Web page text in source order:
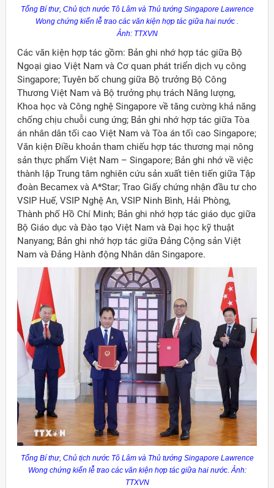
Việt Nam ở nước ngoài
Tổng Bí thư, Chủ tịch nước Tô Lâm và Thủ tướng Singapore Lawrence
Wong chứng kiến lễ trao các văn kiện hợp tác giữa hai nước .
Ảnh: TTXVN
Các văn kiện hợp tác gồm: Bản ghi nhớ hợp tác giữa Bộ
Ngoại giao Việt Nam và Cơ quan phát triển dịch vụ công
Singapore; Tuyên bố chung giữa Bộ trưởng Bộ Công
Thương Việt Nam và Bộ trưởng phụ trách Năng lượng,
Khoa học và Công nghệ Singapore về tăng cường khả năng
chống chịu chuỗi cung ứng; Bản ghi nhớ hợp tác giữa Tòa
án nhân dân tối cao Việt Nam và Tòa án tối cao Singapore;
Văn kiện Điều khoản tham chiếu hợp tác thương mại nông
sản thực phẩm Việt Nam – Singapore; Bản ghi nhớ về việc
thành lập Trung tâm nghiên cứu sản xuất tiên tiến giữa Tập
đoàn Becamex và A*Star; Trao Giấy chứng nhận đầu tư cho
VSIP Huế, VSIP Nghệ An, VSIP Ninh Bình, Hải Phòng,
Thành phố Hồ Chí Minh; Bản ghi nhớ hợp tác giáo dục giữa
Bộ Giáo dục và Đào tạo Việt Nam và Đại học kỹ thuật
Nanyang; Bản ghi nhớ hợp tác giữa Đảng Cộng sản Việt
Nam và Đảng Hành động Nhân dân Singapore.
Tổng Bí thư, Chủ tịch nước Tô Lâm và Thủ tướng Singapore Lawrence
Wongchứng kiến lễ trao các văn kiện hợp tác giữa hai nước. Ảnh:
TTXVN